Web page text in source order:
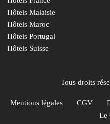
Hôtels Malaisie
Hôtels Maroc
Hôtels Portugal
Hôtels Suisse
Tous droits
Mentions légales CGV
Le